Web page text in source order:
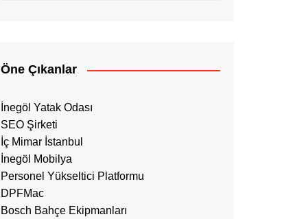
Öne Çıkanlar
İnegöl Yatak Odası
SEO Şirketi
İç Mimar İstanbul
İnegöl Mobilya
Personel Yükseltici Platformu
DPFMac
Bosch Bahçe Ekipmanları